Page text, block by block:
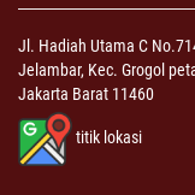
Jl. Hadiah Utama C
Jelambar, Kec. Grogol
Jakarta Barat 11460
titik lokasi